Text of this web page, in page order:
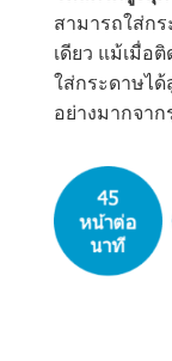
สามารถใส่ก
เดียว แม้เมื่อ
ใส่กระดาษไ
อย่างมากจา